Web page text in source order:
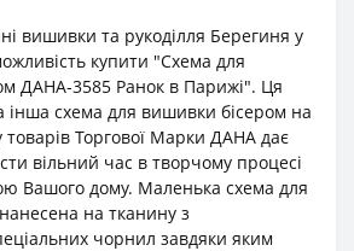
вишивки та рукоділля Берегиня у
купити "Схема для
ДАНА-3585 Ранок в Парижі". Ця
інша схема для вишивки бісером на
товарів Торгової Марки ДАНА дає
вільний час в творчому процесі
Вашого дому. Маленька схема для
на тканину з
чорнил завдяки яким